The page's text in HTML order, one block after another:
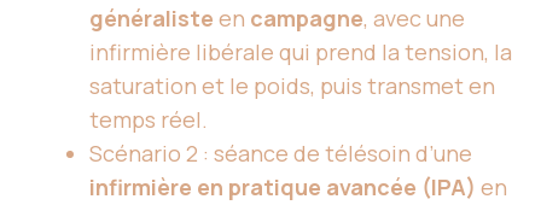
généraliste en campagne, avec une
infirmière libérale qui prend la tension, la
saturation et le poids, puis transmet en
temps réel.
Scénario 2 : séance de télésoin d’une
infirmière en pratique avancée (IPA) en